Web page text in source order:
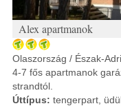
Alex apartmanok
Olaszország / Észak-
4-7 fős apartmanok
strandtól.
Úttípus: tengerpart,